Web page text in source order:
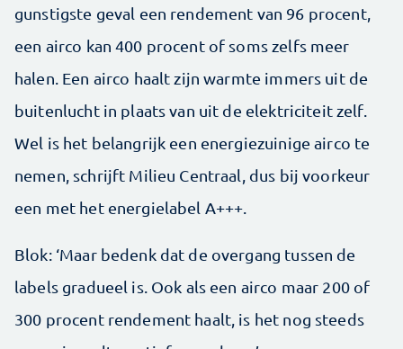
gunstigste geval een rendement van 96 procent,
een airco kan 400 procent of soms zelfs meer
halen. Een airco haalt zijn warmte immers uit de
buitenlucht in plaats van uit de elektriciteit zelf.
Wel is het belangrijk een energiezuinige airco te
nemen, schrijft Milieu Centraal, dus bij voorkeur
een met het energielabel A+++.
Blok: ‘Maar bedenk dat de overgang tussen de
labels gradueel is. Ook als een airco maar 200 of
300 procent rendement haalt, is het nog steeds